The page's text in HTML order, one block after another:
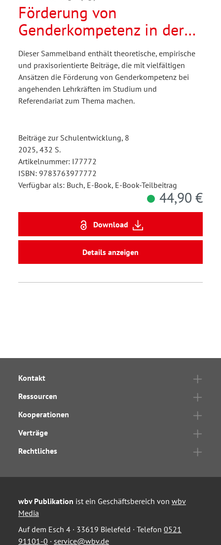
Förderung von
Genderkompetenz in der
Ausbildung von
Lehrkräften
Dieser Sammelband enthält theoretische, empirische
und praxisorientierte Beiträge, die mit vielfältigen
Ansätzen die Förderung von Genderkompetenz bei
angehenden Lehrkräften im Studium und
Referendariat zum Thema machen.
Beiträge zur Schulentwicklung, 8
2025, 432 S.
Artikelnummer: I77772
ISBN: 9783763977772
Verfügbar als: Buch, E-Book, E-Book-Teilbeitrag
44,90 €
Download
Details anzeigen
Kontakt
Ressourcen
Kooperationen
Verträge
Rechtliches
wbv Publikation ist ein Geschäftsbereich von wbv
Media
Auf dem Esch 4 · 33619 Bielefeld · Telefon 0521
91101-0 · service@wbv.de